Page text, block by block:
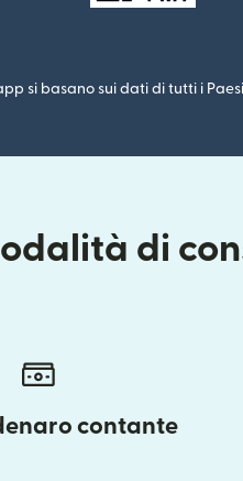
si basano sui dati di tutti i
di
contante